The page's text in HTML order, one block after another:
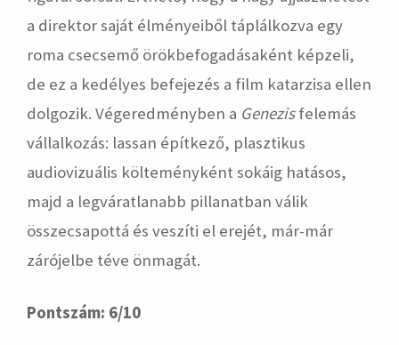
a direktor saját élményeiből táplálkozva egy
roma csecsemő örökbefogadásaként képzeli,
de ez a kedélyes befejezés a film katarzisa ellen
dolgozik. Végeredményben a Genezisfelemás
vállalkozás: lassan építkező, plasztikus
audiovizuális költeményként sokáig hatásos,
majd a legváratlanabb pillanatban válik
összecsapottá és veszíti el erejét, már-már
zárójelbe téve önmagát.
Pontszám: 6/10